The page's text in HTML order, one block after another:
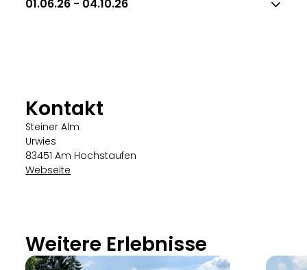
01.06.26 - 04.10.26
Kontakt
Steiner Alm
Urwies
83451 Am Hochstaufen
Webseite
Weitere Erlebnisse